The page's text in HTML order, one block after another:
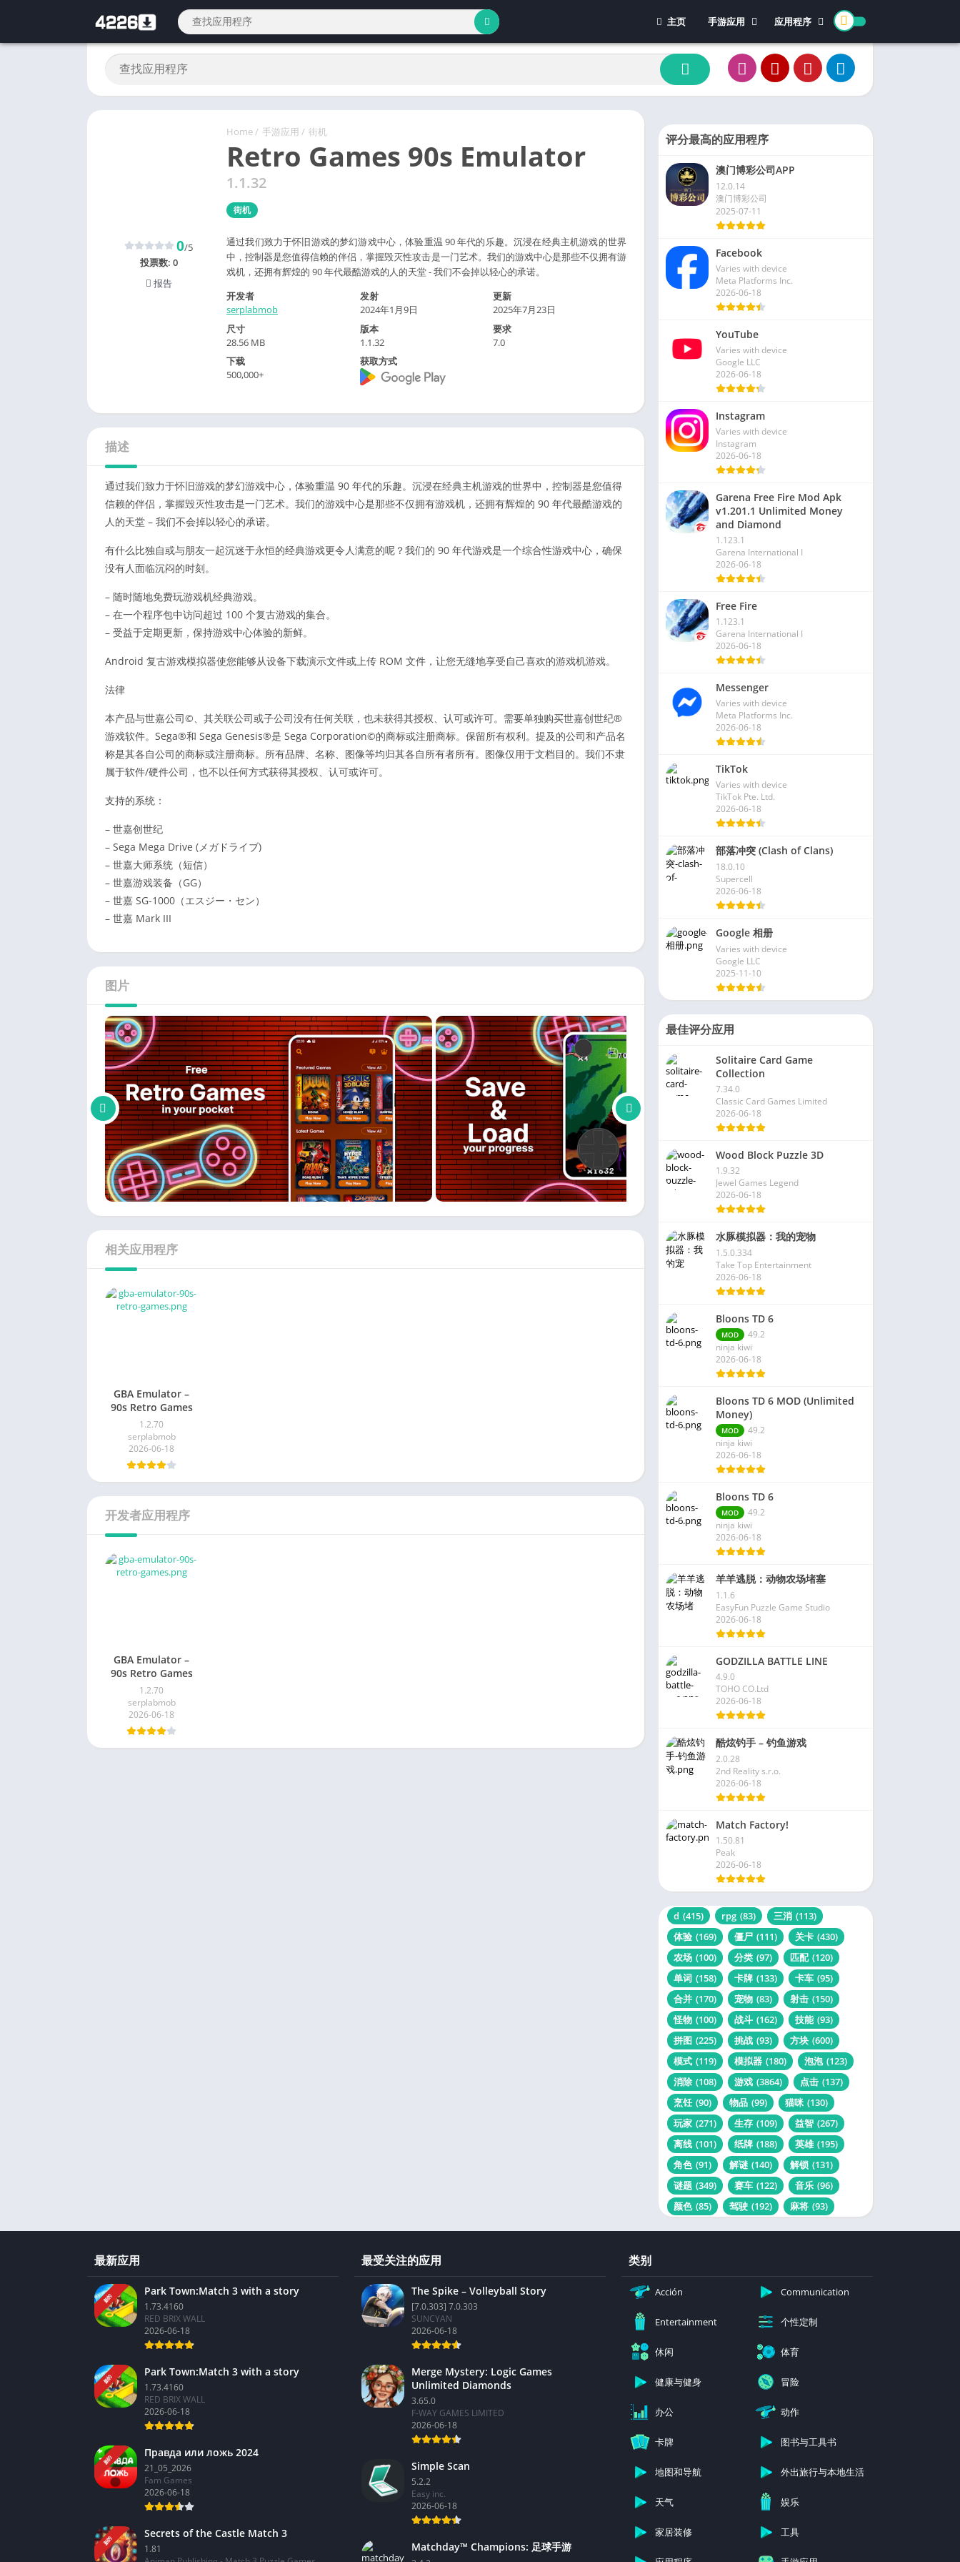
主页
手游应用
休闲游戏
冒险游戏
教育游戏
角色扮演
文字游戏
竞速游戏
策略游戏
应用程序
体育
办公
Home/ 手游应用 / 街机
Retro Games 90s Emulator
1.1.32
街机
通过我们致力于怀旧游戏的梦幻游戏中心，体验重温 90 年代的乐趣。沉浸在经典主机游戏的世界
中，控制器是您值得信赖的伴侣，掌握毁灭性攻击是一门艺术。我们的游戏中心是那些不仅拥有游
戏机，还拥有辉煌的 90 年代最酷游戏的人的天堂 - 我们不会掉以轻心的承诺。
0/5
投票数: 0
报告
开发者
serplabmob
发射
2024年1月9日
更新
2025年7月23日
尺寸
28.56 MB
版本
1.1.32
要求
7.0
下载
500,000+
获取方式
描述
通过我们致力于怀旧游戏的梦幻游戏中心，体验重温 90 年代的乐趣。沉浸在经典主机游戏的世界中，控制器是您值得
信赖的伴侣，掌握毁灭性攻击是一门艺术。我们的游戏中心是那些不仅拥有游戏机，还拥有辉煌的 90 年代最酷游戏的
人的天堂 – 我们不会掉以轻心的承诺。
有什么比独自或与朋友一起沉迷于永恒的经典游戏更令人满意的呢？我们的 90 年代游戏是一个综合性游戏中心，确保
没有人面临沉闷的时刻。
– 随时随地免费玩游戏机经典游戏。
– 在一个程序包中访问超过 100 个复古游戏的集合。
– 受益于定期更新，保持游戏中心体验的新鲜。
Android 复古游戏模拟器使您能够从设备下载演示文件或上传 ROM 文件，让您无缝地享受自己喜欢的游戏机游戏。
法律
本产品与世嘉公司©、其关联公司或子公司没有任何关联，也未获得其授权、认可或许可。需要单独购买世嘉创世纪®
游戏软件。Sega®和 Sega Genesis®是 Sega Corporation©的商标或注册商标。保留所有权利。提及的公司和产品名
称是其各自公司的商标或注册商标。所有品牌、名称、图像等均归其各自所有者所有。图像仅用于文档目的。我们不隶
属于软件/硬件公司，也不以任何方式获得其授权、认可或许可。
支持的系统：
– 世嘉创世纪
– Sega Mega Drive (メガドライブ)
– 世嘉大师系统（短信）
– 世嘉游戏装备（GG）
– 世嘉 SG-1000（エスジー・セン）
– 世嘉 Mark III
图片
相关应用程序
GBA Emulator –
90s Retro Games
1.2.70
serplabmob
2026-06-18
开发者应用程序
GBA Emulator –
90s Retro Games
1.2.70
serplabmob
2026-06-18
评分最高的应用程序
澳门博彩公司APP
12.0.14
澳门博彩公司
2025-07-11
Facebook
Varies with device
Meta Platforms Inc.
2026-06-18
YouTube
Varies with device
Google LLC
2026-06-18
Instagram
Varies with device
Instagram
2026-06-18
Garena Free Fire Mod Apk
v1.201.1 Unlimited Money
and Diamond
1.123.1
Garena International I
2026-06-18
Free Fire
1.123.1
Garena International I
2026-06-18
Messenger
Varies with device
Meta Platforms Inc.
2026-06-18
TikTok
Varies with device
TikTok Pte. Ltd.
2026-06-18
部落冲突 (Clash of Clans)
18.0.10
Supercell
2026-06-18
Google 相册
Varies with device
Google LLC
2025-11-10
最佳评分应用
Solitaire Card Game
Collection
7.34.0
Classic Card Games Limited
2026-06-18
Wood Block Puzzle 3D
1.9.32
Jewel Games Legend
2026-06-18
水豚模拟器：我的宠物
1.5.0.334
Take Top Entertainment
2026-06-18
Bloons TD 6
MOD
49.2
ninja kiwi
2026-06-18
Bloons TD 6 MOD (Unlimited
Money)
MOD
49.2
ninja kiwi
2026-06-18
Bloons TD 6
MOD
49.2
ninja kiwi
2026-06-18
羊羊逃脱：动物农场堵塞
1.1.6
EasyFun Puzzle Game Studio
2026-06-18
GODZILLA BATTLE LINE
4.9.0
TOHO CO.Ltd
2026-06-18
酷炫钓手 – 钓鱼游戏
2.0.28
2nd Reality s.r.o.
2026-06-18
Match Factory!
1.50.81
Peak
2026-06-18
d (415) rpg (83) 三消 (113)
体验 (169) 僵尸 (111) 关卡 (430)
农场 (100) 分类 (97) 匹配 (120)
单词 (158) 卡牌 (133) 卡车 (95)
合并 (170) 宠物 (83) 射击 (150)
怪物 (100) 战斗 (162) 技能 (93)
拼图 (225) 挑战 (93) 方块 (600)
模式 (119) 模拟器 (180) 泡泡 (123)
消除 (108) 游戏 (3864) 点击 (137)
烹饪 (90) 物品 (99) 猫咪 (130)
玩家 (271) 生存 (109) 益智 (267)
离线 (101) 纸牌 (188) 英雄 (195)
角色 (91) 解谜 (140) 解锁 (131)
谜题 (349) 赛车 (122) 音乐 (96)
颜色 (85) 驾驶 (192) 麻将 (93)
最新应用
新的
Park Town:Match 3 with a story
1.73.4160
RED BRIX WALL
2026-06-18
新的
Park Town:Match 3 with a story
1.73.4160
RED BRIX WALL
2026-06-18
新的
Правда или ложь 2024
21_05_2026
Fam Games
2026-06-18
新的
Secrets of the Castle Match 3
1.81
最受关注的应用
The Spike – Volleyball Story
[7.0.303] 7.0.303
SUNCYAN
2026-06-18
Merge Mystery: Logic Games
Unlimited Diamonds
3.65.0
F-WAY GAMES LIMITED
2026-06-18
Simple Scan
5.2.2
Easy inc.
2026-06-18
Matchday™ Champions: 足球手游
类别
Acción Communication
Entertainment 个性定制
休闲 体育
健康与健身 冒险
办公 动作
卡牌 图书与工具书
地图和导航 外出旅行与本地生活
天气 娱乐
家居装修 工具